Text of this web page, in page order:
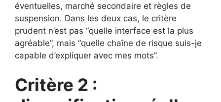
éventuelles, marché secondaire et règles de
suspension. Dans les deux cas, le critère
prudent n’est pas “quelle interface est la plus
agréable”, mais “quelle chaîne de risque suis-je
capable d’expliquer avec mes mots”.
Critère 2 :